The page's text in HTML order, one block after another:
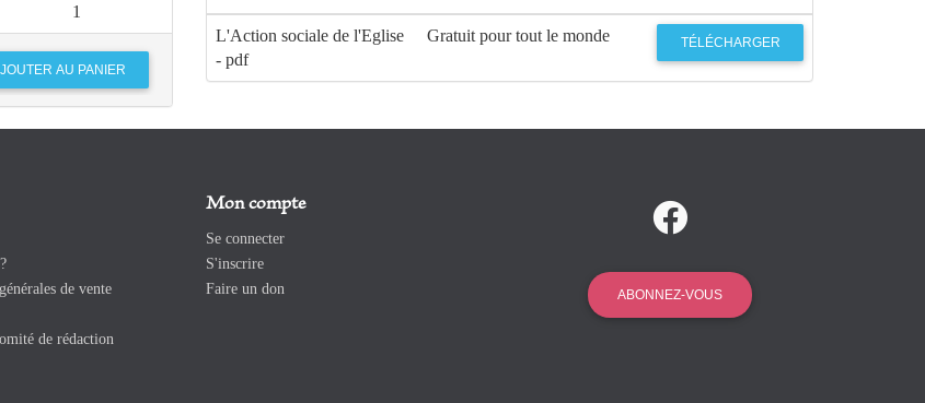
1
L'Action sociale de l'Eglise
- pdf
Gratuit pour tout le monde TÉLÉCHARGER
de vente
de rédaction
Mon compte
Se connecter
S'inscrire
Faire un don
ABONNEZ-VOUS